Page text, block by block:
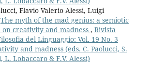
Flavio Valerio Alessi, Luigi
The myth of the mad genius: a semiotic
creativity and madness , Rivista
del Linguaggio: Vol. 19 No. 3
and madness (eds. C. Paolucci, S.
L. Lobaccaro & F.V. Alessi)